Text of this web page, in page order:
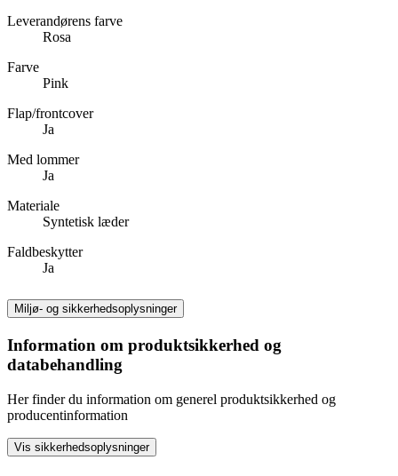
Leverandørens farve
Rosa
Farve
Pink
Flap/frontcover
Ja
Med lommer
Ja
Materiale
Syntetisk læder
Faldbeskytter
Ja
Miljø- og sikkerhedsoplysninger
Information om produktsikkerhed og
databehandling
Her finder du information om generel produktsikkerhed og
producentinformation
Vis sikkerhedsoplysninger